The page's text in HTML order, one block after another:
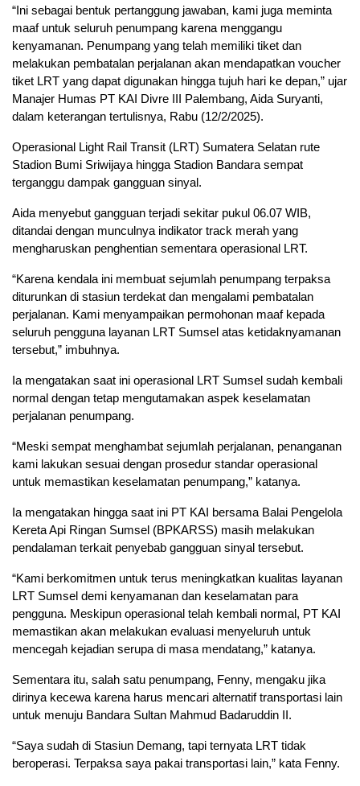
“Ini sebagai bentuk pertanggung jawaban, kami juga meminta
maaf untuk seluruh penumpang karena menggangu
kenyamanan. Penumpang yang telah memiliki tiket dan
melakukan pembatalan perjalanan akan mendapatkan voucher
tiket LRT yang dapat digunakan hingga tujuh hari ke depan,” ujar
Manajer Humas PT KAI Divre III Palembang, Aida Suryanti,
dalam keterangan tertulisnya, Rabu (12/2/2025).
Operasional Light Rail Transit (LRT) Sumatera Selatan rute
Stadion Bumi Sriwijaya hingga Stadion Bandara sempat
terganggu dampak gangguan sinyal.
Aida menyebut gangguan terjadi sekitar pukul 06.07 WIB,
ditandai dengan munculnya indikator track merah yang
mengharuskan penghentian sementara operasional LRT.
“Karena kendala ini membuat sejumlah penumpang terpaksa
diturunkan di stasiun terdekat dan mengalami pembatalan
perjalanan. Kami menyampaikan permohonan maaf kepada
seluruh pengguna layanan LRT Sumsel atas ketidaknyamanan
tersebut,” imbuhnya.
Ia mengatakan saat ini operasional LRT Sumsel sudah kembali
normal dengan tetap mengutamakan aspek keselamatan
perjalanan penumpang.
“Meski sempat menghambat sejumlah perjalanan, penanganan
kami lakukan sesuai dengan prosedur standar operasional
untuk memastikan keselamatan penumpang,” katanya.
Ia mengatakan hingga saat ini PT KAI bersama Balai Pengelola
Kereta Api Ringan Sumsel (BPKARSS) masih melakukan
pendalaman terkait penyebab gangguan sinyal tersebut.
“Kami berkomitmen untuk terus meningkatkan kualitas layanan
LRT Sumsel demi kenyamanan dan keselamatan para
pengguna. Meskipun operasional telah kembali normal, PT KAI
memastikan akan melakukan evaluasi menyeluruh untuk
mencegah kejadian serupa di masa mendatang,” katanya.
Sementara itu, salah satu penumpang, Fenny, mengaku jika
dirinya kecewa karena harus mencari alternatif transportasi lain
untuk menuju Bandara Sultan Mahmud Badaruddin II.
“Saya sudah di Stasiun Demang, tapi ternyata LRT tidak
beroperasi. Terpaksa saya pakai transportasi lain,” kata Fenny.